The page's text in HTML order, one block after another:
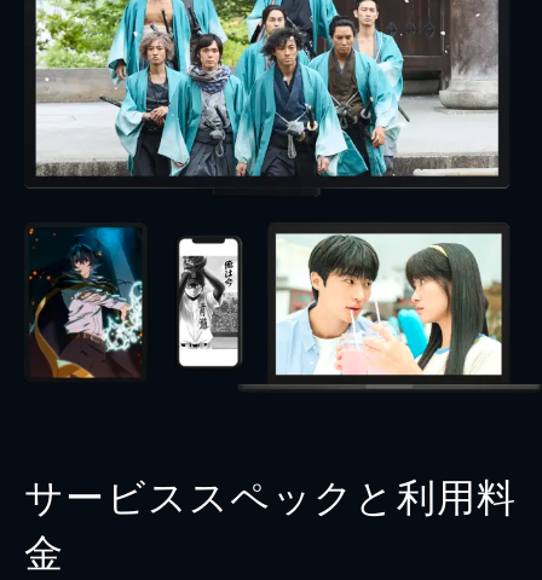
サービススペックと利用料
金